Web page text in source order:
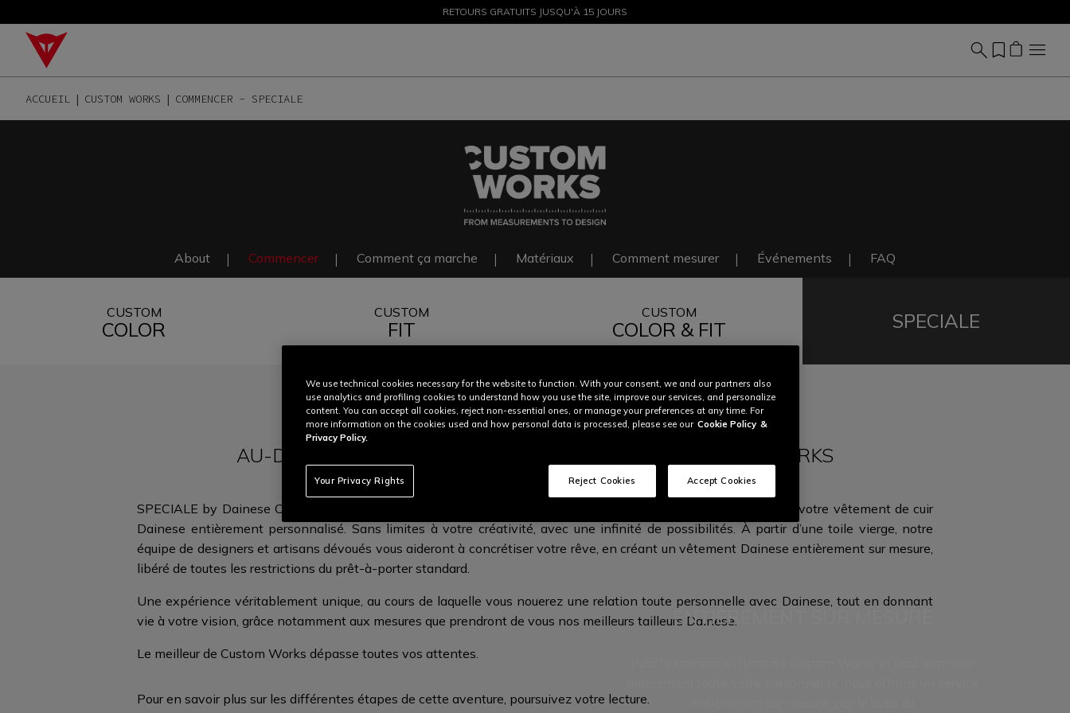
PROMOTIONS JUSQU'À-50 % – ACHETEZ MAINTENANT
RETOURS GRATUITS JUSQU'À 15 JOURS
ACCUEIL CUSTOM WORKS COMMENCER - SPECIALE
About Commencer Comment ça marche Matériaux Comment mesurer Événements FAQ
CUSTOM
COLOR
CUSTOM
FIT
CUSTOM
COLOR & FIT SPECIALE
AU-DELÀ DE L’UNIQUE, LE NEC PLUS ULTRA DE CUSTOM WORKS
SPECIALE by Dainese Custom Works est le service exclusif Custom Works qui vous permet de créer librement votre vêtement de cuir
Dainese entièrement personnalisé. Sans limites à votre créativité, avec une infinité de possibilités. À partir d’une toile vierge, notre
équipe de designers et artisans dévoués vous aideront à concrétiser votre rêve, en créant un vêtement Dainese entièrement sur mesure,
libéré de toutes les restrictions du prêt-à-porter standard.
Une expérience véritablement unique, au cours de laquelle vous nouerez une relation toute personnelle avec Dainese, tout en donnant
vie à votre vision, grâce notamment aux mesures que prendront de vous nos meilleurs tailleurs Dainese.
Le meilleur de Custom Works dépasse toutes vos attentes.
Pour en savoir plus sur les différentes étapes de cette aventure, poursuivez votre lecture.
ENTIÈREMENT SUR MESURE
We use technical cookies necessary for the website to function. With your consent, we and our partners also
use analytics and profiling cookies to understand how you use the site, improve our services, and personalize
content. You can accept all cookies, reject non-essential ones, or manage your preferences at any time. For
more information on the cookies used and how personal data is processed, please see our Cookie Policy &
Privacy Policy.
Your Privacy Rights Reject Cookies Accept Cookies